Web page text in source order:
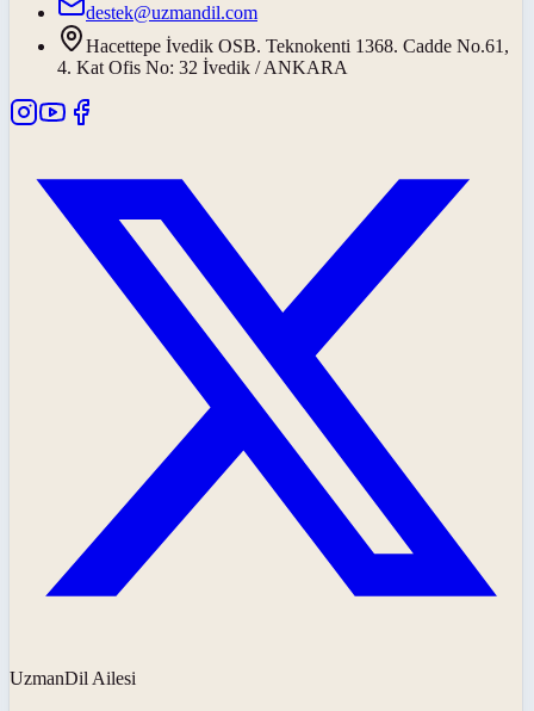
destek@uzmandil.com
Hacettepe İvedik OSB. Teknokenti 1368. Cadde No.61,
4. Kat Ofis No: 32 İvedik / ANKARA
UzmanDil Ailesi